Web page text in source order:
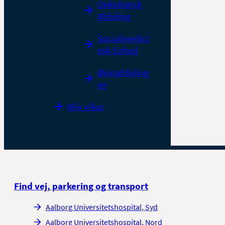
Onkologisk
Afdeling
Socialmedici
nsk Enhed
Øjenafdeling
en
Bliv vikar
Find vej, parkering og transport
Aalborg Universitetshospital, Syd
Aalborg Universitetshospital, Nord